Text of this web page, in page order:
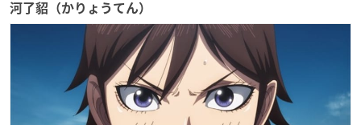
河了貂（かりょうてん）